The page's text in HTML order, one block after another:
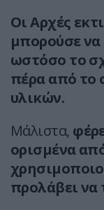
Οι Αρχές
μπορούσε να
ωστόσο το
πέρα από το
υλικών.
Μάλιστα,
ορισμένα
προλάβει να